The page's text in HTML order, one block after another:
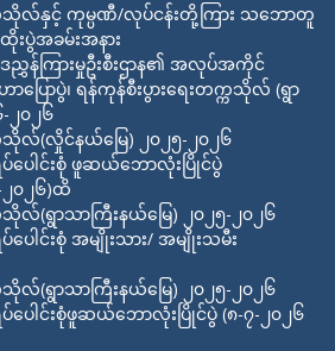
ကသိုလ်နှင့် ကုမ္ပဏီ/လုပ်ငန်းတို့ကြား သဘောတူ
ပွဲအခမ်းအနား
န်ကြားမှုဦးစီးဌာန၏ အလုပ်အကိုင်
ြောပွဲ၊ ရန်ကုန်စီးပွားရေးတက္ကသိုလ် (ရွာ
၂၀၂၆
သိုလ်(လှိုင်နယ်မြေ) ၂၀၂၅-၂၀၂၆
ေါင်းစုံ ဖူဆယ်ဘောလုံးပြိုင်ပွဲ
၂၀၂၆)ထိ
သိုလ်(ရွာသာကြီးနယ်မြေ) ၂၀၂၅-၂၀၂၆
ေါင်းစုံ အမျိုးသား/ အမျိုးသမီး
သိုလ်(ရွာသာကြီးနယ်မြေ) ၂၀၂၅-၂၀၂၆
ေါင်းစုံဖူဆယ်ဘောလုံးပြိုင်ပွဲ (၈-၇-၂၀၂၆